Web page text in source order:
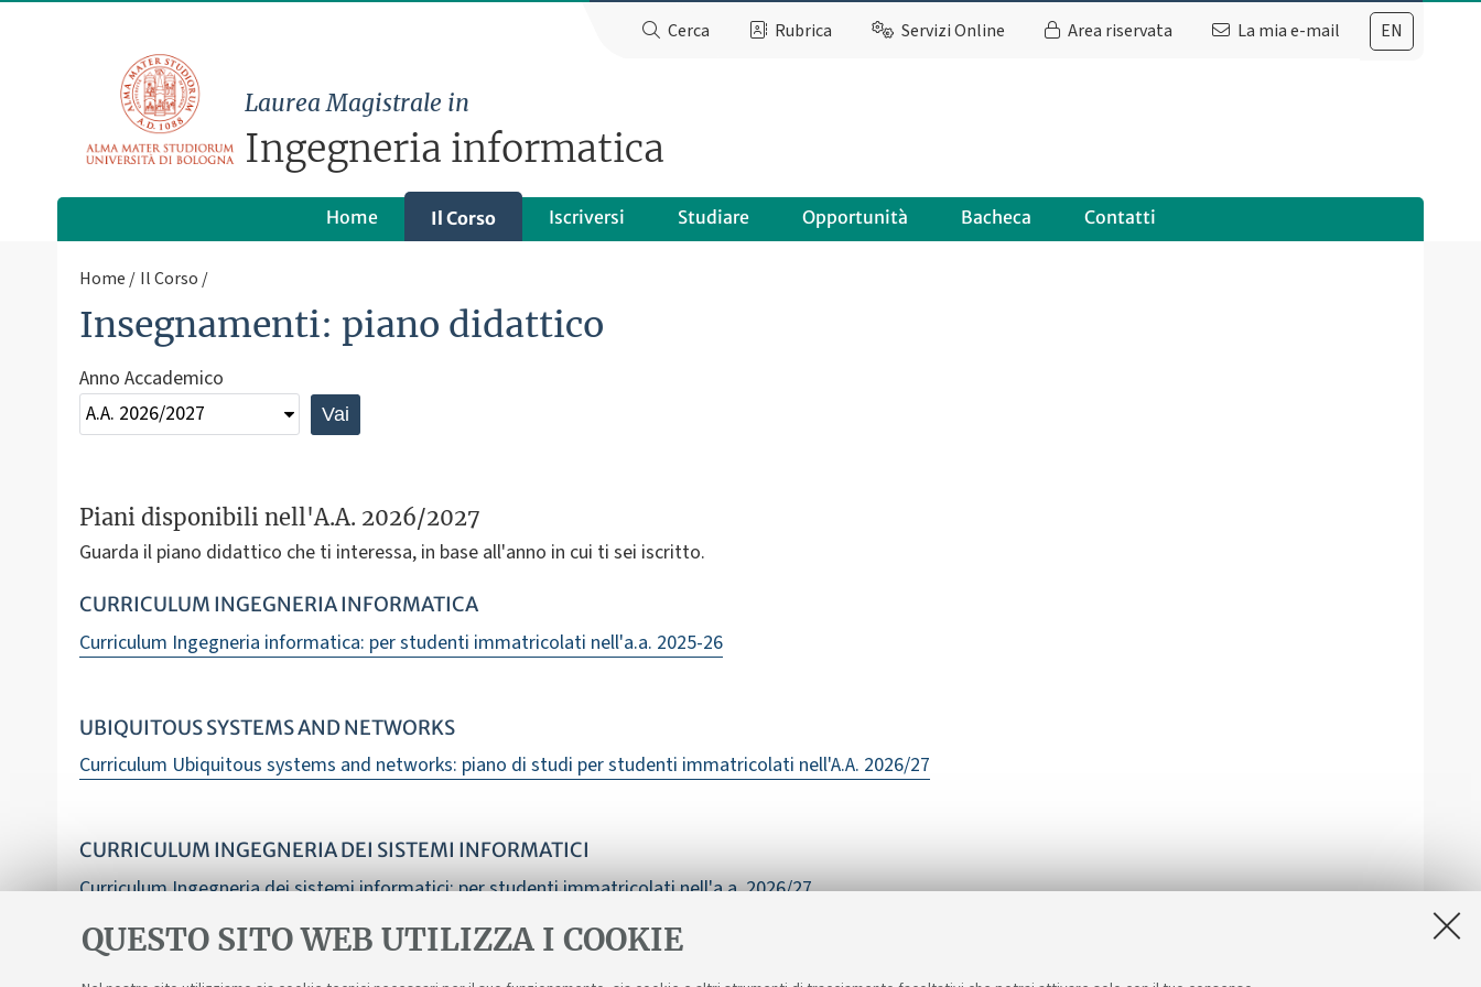
QUESTO SITO WEB UTILIZZA I COOKIE
EN
Cerca Rubrica Servizi Online Area riservata La mia e-mail
Laurea Magistrale in
Ingegneria informatica
Home Il Corso Iscriversi Studiare Opportunità Bacheca Contatti
Home Il Corso
Insegnamenti: piano didattico
Anno Accademico
Vai
Piani disponibili nell'A.A. 2026/2027
Guarda il piano didattico che ti interessa, in base all'anno in cui ti sei iscritto.
CURRICULUM INGEGNERIA INFORMATICA
Curriculum Ingegneria informatica: per studenti immatricolati nell'a.a. 2025-26
UBIQUITOUS SYSTEMS AND NETWORKS
Curriculum Ubiquitous systems and networks: piano di studi per studenti immatricolati nell'A.A. 2026/27
CURRICULUM INGEGNERIA DEI SISTEMI INFORMATICI
Curriculum Ingegneria dei sistemi informatici: per studenti immatricolati nell'a.a. 2026/27